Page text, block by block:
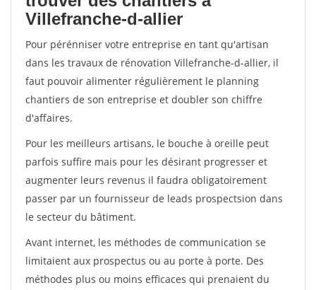
Villefranche-d-allier
Pour pérénniser votre entreprise en tant qu'artisan
dans les travaux de rénovation Villefranche-d-allier, il
faut pouvoir alimenter régulièrement le planning
chantiers de son entreprise et doubler son chiffre
d'affaires.
Pour les meilleurs artisans, le bouche à oreille peut
parfois suffire mais pour les désirant progresser et
augmenter leurs revenus il faudra obligatoirement
passer par un fournisseur de leads prospectsion dans
le secteur du bâtiment.
Avant internet, les méthodes de communication se
limitaient aux prospectus ou au porte à porte. Des
méthodes plus ou moins efficaces qui prenaient du